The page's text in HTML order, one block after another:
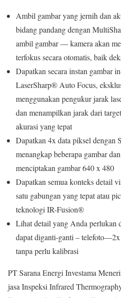
Ambil gambar yang jernih dan
bidang pandang dengan
ambil gambar — kamera akan
terfokus secara otomatis, baik
Dapatkan secara instan gambar
LaserSharp® Auto Focus,
menggunakan pengukur jarak
dan menampilkan jarak dari
akurasi yang tepat
Dapatkan 4x data piksel dengan
menangkap beberapa gambar
menciptakan gambar 640 x 480
Dapatkan semua konteks detail
satu gabungan yang tepat atau
teknologi IR-Fusion®
Lihat detail yang Anda perlukan
dapat diganti-ganti –
tanpa perlu kalibrasi
PT Sarana Energi Investama
jasa Inspeksi Infrared